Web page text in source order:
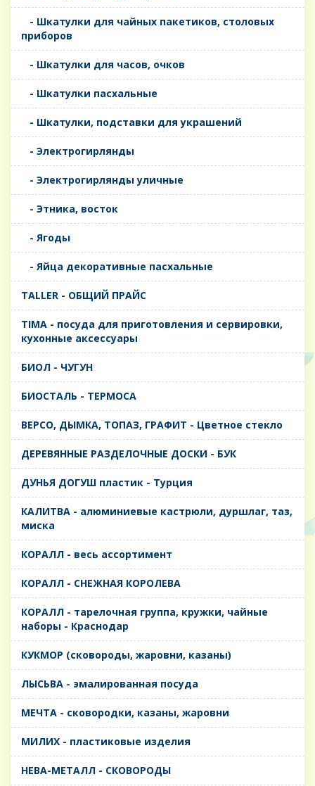
- Шкатулки для чайных пакетиков, столовых
приборов
- Шкатулки для часов, очков
- Шкатулки пасхальные
- Шкатулки, подставки для украшений
- Электрогирлянды
- Электрогирлянды уличные
- Этника, восток
- Ягоды
- Яйца декоративные пасхальные
TALLER - ОБЩИЙ ПРАЙС
TIMA - посуда для приготовления и сервировки,
кухонные аксессуары
БИОЛ - ЧУГУН
БИОСТАЛЬ - ТЕРМОСА
ВЕРСО, ДЫМКА, ТОПАЗ, ГРАФИТ - Цветное стекло
ДЕРЕВЯННЫЕ РАЗДЕЛОЧНЫЕ ДОСКИ - БУК
ДУНЬЯ ДОГУШ пластик - Турция
КАЛИТВА - алюминиевые кастрюли, дуршлаг, таз,
миска
КОРАЛЛ - весь ассортимент
КОРАЛЛ - СНЕЖНАЯ КОРОЛЕВА
КОРАЛЛ - тарелочная группа, кружки, чайные
наборы - Краснодар
КУКМОР (сковороды, жаровни, казаны)
ЛЫСЬВА - эмалированная посуда
МЕЧТА - сковородки, казаны, жаровни
МИЛИХ - пластиковые изделия
НЕВА-МЕТАЛЛ - СКОВОРОДЫ